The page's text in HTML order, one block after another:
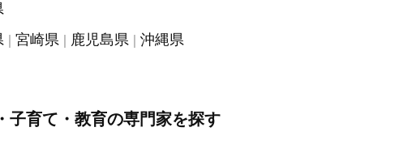
宮崎県 鹿児島県 沖縄県
子育て・教育の専門家を探す